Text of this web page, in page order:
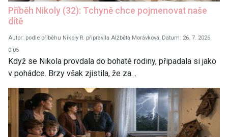
Příběh Nikoly (32): Tchyně chce pojmenovat naše
dítě
Autor: podle příběhu Nikoly R. připravila Alžběta Morávková, Datum: 26. 7. 2026
0:05
Když se Nikola provdala do bohaté rodiny, připadala si jako
v pohádce. Brzy však zjistila, že za…